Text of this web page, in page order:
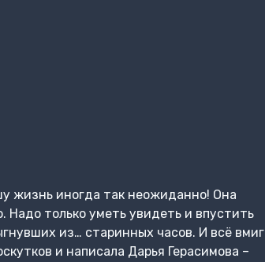
жизнь иногда так неожиданно! Она
только уметь увидеть и впустить
из… старинных часов. И всё вмиг
и написала Дарья Герасимова –